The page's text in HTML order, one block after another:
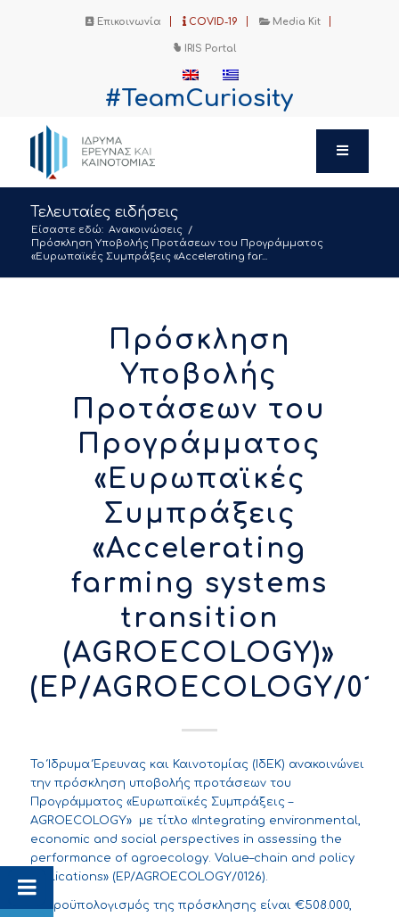
Επικοινωνία COVID-19 Media Kit
IRIS Portal
#TeamCuriosity
Τελευταίες ειδήσεις
Είσαστε εδώ: Ανακοινώσεις /
Πρόσκληση Υποβολής Προτάσεων του Προγράμματος
«Ευρωπαϊκές Συμπράξεις «Accelerating far...
Πρόσκληση
Υποβολής
Προτάσεων του
Προγράμματος
«Ευρωπαϊκές
Συμπράξεις
«Accelerating
farming systems
transition
(AGROECOLOGY)»
(EP/AGROECOLOGY/
Το Ίδρυμα Έρευνας και Καινοτομίας (ΙδΕΚ) ανακοινώνει
την πρόσκληση υποβολής προτάσεων του
Προγράμματος «Ευρωπαϊκές Συμπράξεις –
AGROECOLOGY» με τίτλο «Integrating environmental,
economic and social perspectives in assessing the
performance of agroecology. Value–chain and policy
implications» (EP/AGROECOLOGY/0126).
Ο προϋπολογισμός της πρόσκλησης είναι €508.000,